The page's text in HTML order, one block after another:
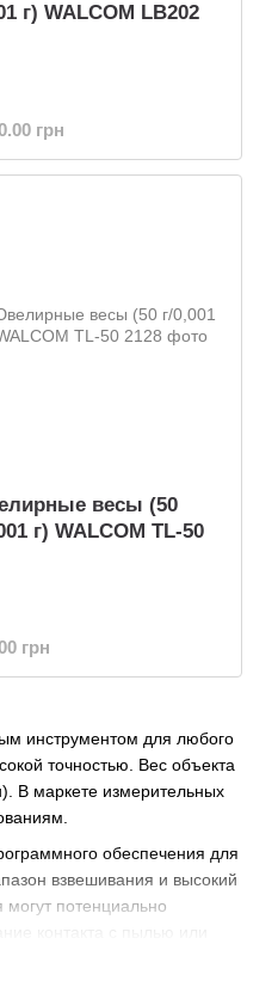
инструментом для любого
точностью. Вес объекта
В маркете измерительных
обеспечения для
взвешивания и высокий
потенциально
контакта с пылью или
г) WALCOM LB202
грн
весы (50
г) WALCOM TL-50
грн